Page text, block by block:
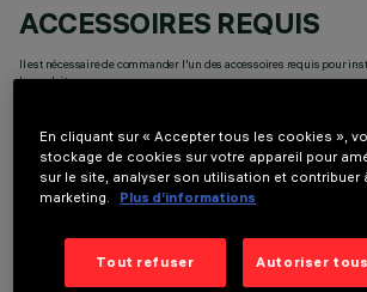
ACCESSOIRES REQUIS
Il est nécessaire de commander l'un des accessoires requis pour
le produit:
COMPOSANTS
En cliquant sur « Accepter tous les cookies »,
stockage de cookies sur votre appareil pour
sur le site, analyser son utilisation et contribuer
marketing.
Plus d’informations
Tout refuser Autoriser